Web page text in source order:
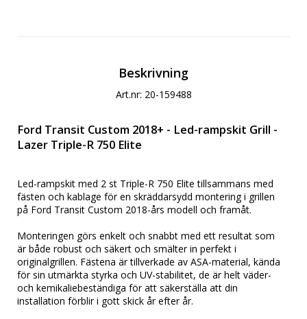
Beskrivning
Art.nr: 20-159488
Ford Transit Custom 2018+ - Led-rampskit Grill -
Lazer Triple-R 750 Elite
Led-rampskit med 2 st Triple-R 750 Elite tillsammans med
fästen och kablage för en skräddarsydd montering i grillen
på Ford Transit Custom 2018-års modell och framåt.
Monteringen görs enkelt och snabbt med ett resultat som
är både robust och säkert och smälter in perfekt i
originalgrillen. Fästena är tillverkade av ASA-material, kända
för sin utmärkta styrka och UV-stabilitet, de är helt väder-
och kemikaliebeständiga för att säkerställa att din
installation förblir i gott skick år efter år.